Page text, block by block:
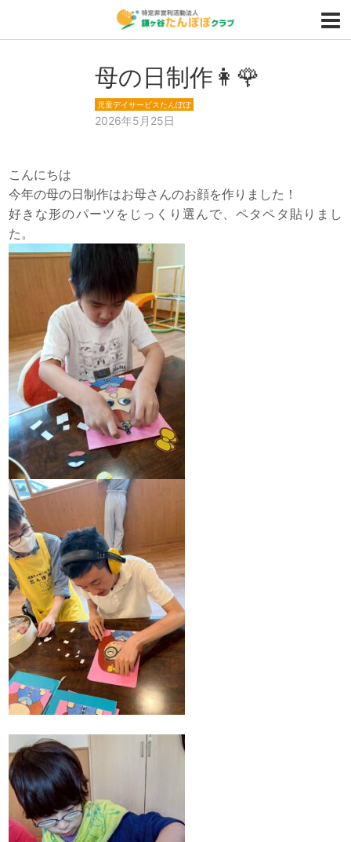
母の日制作👩🌹
児童デイサービスたんぽぽ
2026年5月25日
こんにちは
今年の母の日制作はお母さんのお顔を作りました！
好きな形のパーツをじっくり選んで、ペタペタ貼りまし
た。